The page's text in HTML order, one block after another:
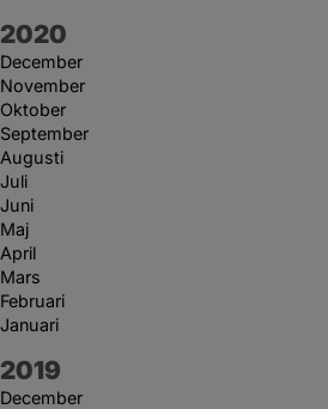
År:
2020
December
November
Oktober
September
Augusti
Juli
Juni
Maj
April
Mars
Februari
Januari
År:
2019
December